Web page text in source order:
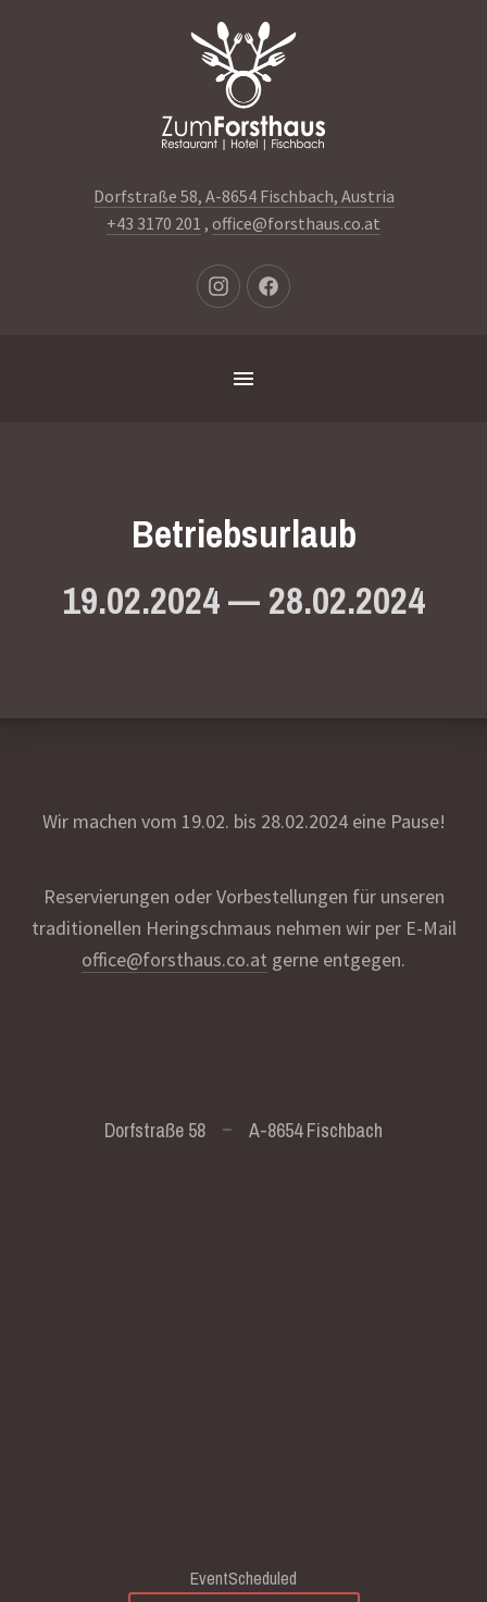
Dorfstraße 58, A-8654 Fischbach, Austria
+43 3170 201 , office@forsthaus.co.at
Neues Neues
Betriebsurlaub
19.02.2024—28.02.2024
Wir machen vom 19.02. bis 28.02.2024 eine Pause!
Reservierungen oder Vorbestellungen für unseren
traditionellen Heringschmaus nehmen wir per E-Mail
office@forsthaus.co.at gerne entgegen.
Dorfstraße 58 A-8654 Fischbach
EventScheduled